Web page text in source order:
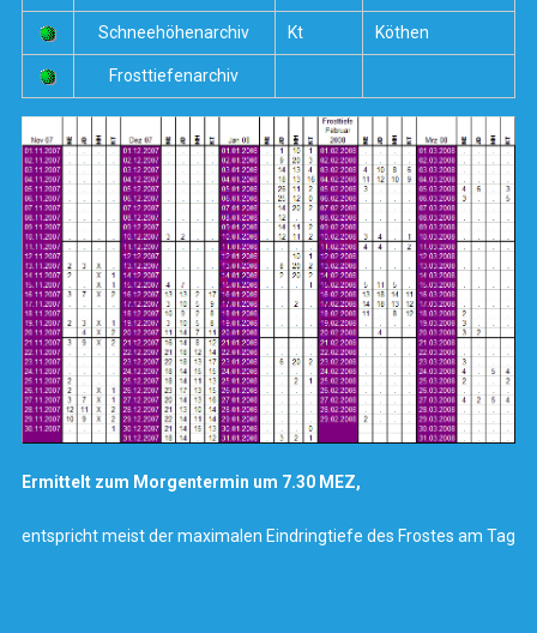
Schneehöhenarchiv Kt Köthen
Frosttiefenarchiv
Ermittelt zum Morgentermin um 7.30 MEZ,
entspricht meist der maximalen Eindringtiefe des Frostes am Tag